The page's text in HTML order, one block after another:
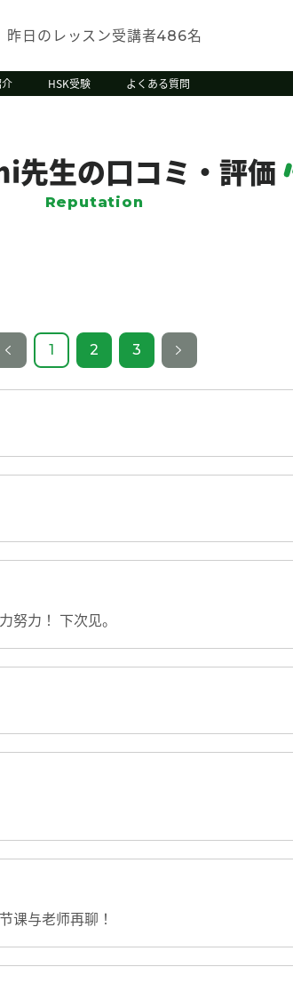
昨日のレッスン受講者486名
HSK受験 よくある質問
先生の口コミ・評価
Reputation
1 2 3
努力！ 下次见。
课与老师再聊！